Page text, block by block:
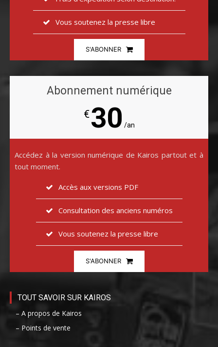
Vous soutenez la presse libre
S'ABONNER
Abonnement numérique
€30 /an
Accédez à la version numérique de Kairos partout et à
tout moment.
Accès aux versions PDF
Consultation des anciens numéros
Vous soutenez la presse libre
S'ABONNER
TOUT SAVOIR SUR KAIROS
– A propos de Kairos
– Points de vente